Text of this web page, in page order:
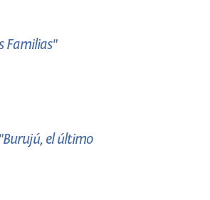
Familias"
el último